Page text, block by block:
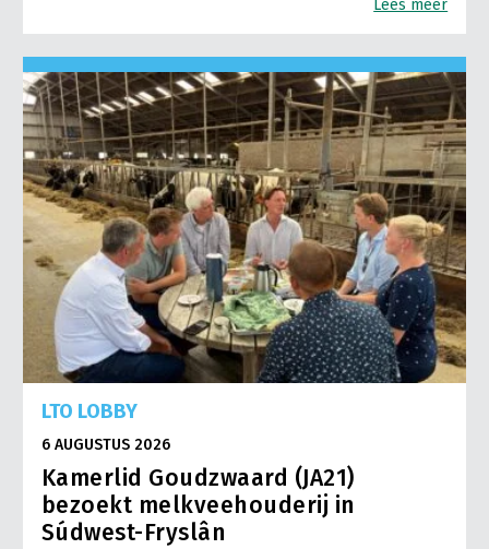
Lees meer
LTO LOBBY
6 AUGUSTUS 2026
Kamerlid Goudzwaard (JA21)
bezoekt melkveehouderij in
Súdwest-Fryslân